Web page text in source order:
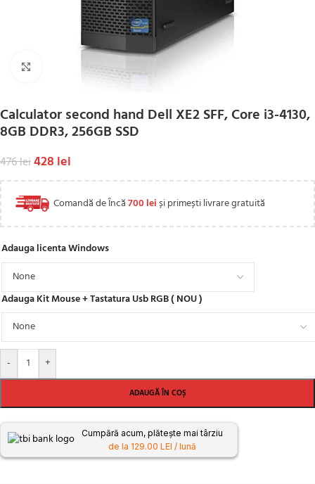
Click to enlarge
Calculator second hand Dell XE2 SFF, Core i3-4130,
8GB DDR3, 256GB SSD
476lei428 lei
Comandă de Încă700 leiși primești livrare gratuită
Adauga licenta Windows
Adauga Kit Mouse + Tastatura Usb RGB ( NOU )
- +
ADAUGĂ ÎN COȘ
Cumpără acum, plătește mai târziu
de la 129.00 LEI / lună